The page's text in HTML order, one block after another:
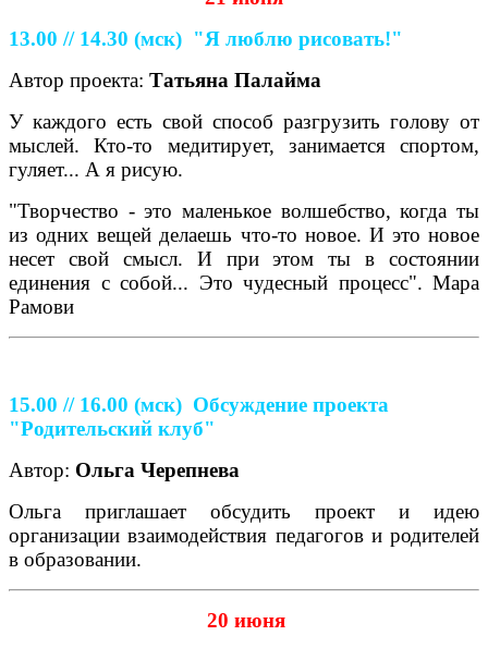
13.00 // 14.30 (мск) "Я люблю рисовать!"
Автор проекта: Татьяна Палайма
У каждого есть свой способ разгрузить голову от
мыслей. Кто-то медитирует, занимается спортом,
гуляет... А я рисую.
"Творчество - это маленькое волшебство, когда ты
из одних вещей делаешь что-то новое. И это новое
несет свой смысл. И при этом ты в состоянии
единения с собой... Это чудесный процесс". Мара
Рамови
15.00 // 16.00 (мск) Обсуждение проекта
"Родительский клуб"
Автор: Ольга Черепнева
Ольга приглашает обсудить проект и идею
организации взаимодействия педагогов и родителей
в образовании.
20 июня